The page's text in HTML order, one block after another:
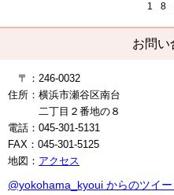
1 8
お問い
〒：246-0032
住所：横浜市瀬谷区南台
二丁目 ２番地の８
電話：045-301-5131
FAX：045-301-5125
地図： アクセス
@yokohama_kyoui からのツイー